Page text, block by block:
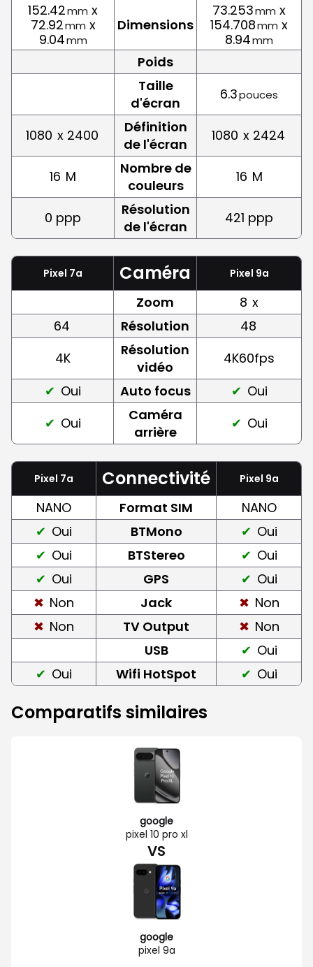
152.42mm x
72.92mm x
9.04mm
Dimensions
73.253mm x
154.708mm x
8.94mm
Poids
Taille
d'écran
6.3pouces
1080 x 2400
Définition
de l'écran
1080 x 2424
16 M
Nombre de
couleurs
16 M
0 ppp
Résolution
de l'écran
421 ppp
Pixel 7a Caméra Pixel 9a
Zoom 8 x
64
Résolution
48
4K
Résolution
vidéo
4K60fps
Oui
Auto focus
Oui
Oui
Caméra
arrière
Oui
Pixel 7a Connectivité Pixel 9a
NANO Format SIM
NANO
Oui
BTMono
Oui
Oui
BTStereo
Oui
Oui
GPS
Oui
Non
Jack
Non
Non
TV Output
Non
USB
Oui
Oui
Wifi HotSpot Oui
Comparatifs similaires
google
pixel 10 pro xl
VS
google
pixel 9a